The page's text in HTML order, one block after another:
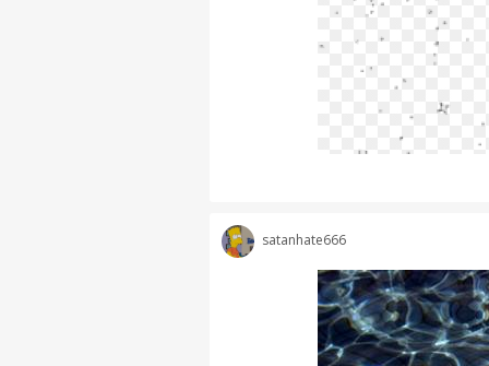
satanhate666